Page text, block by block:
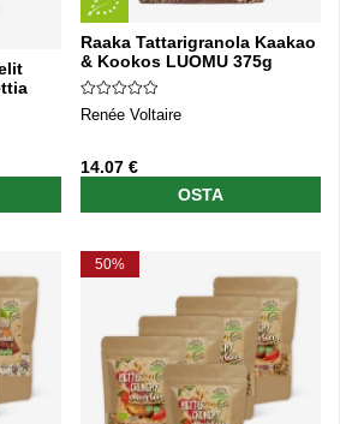
Raaka Tattarigranola Kaakao
& Kookos LUOMU 375g
Renée Voltaire
14.07 €
OSTA
50%